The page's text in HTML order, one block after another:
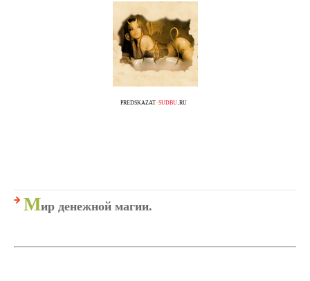
predskazat-sudbu.ru
Мир денежной магии.